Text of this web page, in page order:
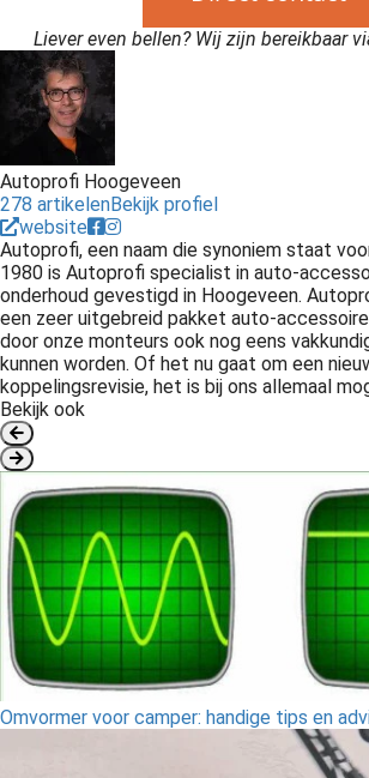
Liever even bellen? Wij zijn bereikbaar
Autoprofi Hoogeveen
278 artikelenBekijk profiel
website
Autoprofi, een naam die synoniem staat
1980 is Autoprofi specialist in auto-
onderhoud gevestigd in Hoogeveen.
een zeer uitgebreid pakket auto-
door onze monteurs ook nog eens
kunnen worden. Of het nu gaat om een
koppelingsrevisie, het is bij ons allemaal
Bekijk ook
Omvormer voor camper: handige tips en